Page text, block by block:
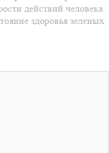
действий человека
здоровья зеленых